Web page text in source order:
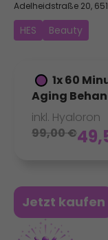
Adelheidstraße 20,
HES Beauty
1x 60
Aging
inkl. Hyaloron
99,00€
Jetzt kaufen